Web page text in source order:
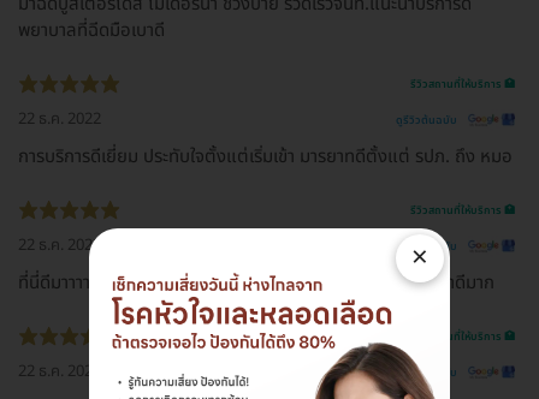
พยาบาลที่ฉีดมือเบาดี
รีวิวสถานที่ให้บริการ 🏥
22 ธ.ค. 2022 ดูรีวิวต้นฉบับ
การบริการดีเยี่ยม ประทับใจตั้งแต่เริ่มเข้า มารยาทดีตั้งแต่ รปภ. ถึง หมอ
รีวิวสถานที่ให้บริการ 🏥
22 ธ.ค. 2022 ดูรีวิวต้นฉบับ
ที่นี่ดีมาาาาาก บริการเป็นที่หนึ่งเลย คุณหมอ คุณพยาบาล พูดจาดีมาก
รีวิวสถานที่ให้บริการ 🏥
22 ธ.ค. 2022 ดูรีวิวต้นฉบับ
×